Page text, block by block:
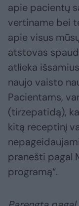
apie pacientų
vertiname bei
apie visus
atstovas
atlieka
naujo vaisto
Pacientams,
(tirzepatidą),
kitą receptinį
pranešti pagal
programą“.